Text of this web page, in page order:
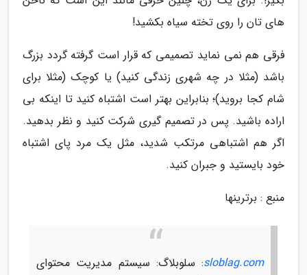
های تان را روی تخته سیاه بکشید!
فرقی هم نمی نماید تصمیمی که قرار است گرفته گردد بزرگ
باشد (مثلا در چه شهری زندگی کنید) یا کوچک (مثلا برای
شام کجا بروید)؛ بنابراین بهتر است اشتباه کنید تا اینکه بی
اراده باشید. پس در تصمیم گیری شرکت کنید و نظر بدهید.
اگر هم اشتباهی مرتکب شدید، مثل یک مرد پای اشتباه
خود بایستید و جبران کنید.
منبع : برترینها
sloblag.com: سلوبلاگ: سیستم مدیریت محتوای